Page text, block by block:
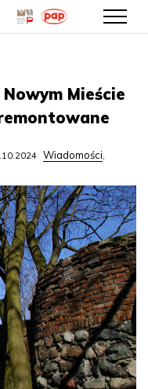
Mieście
Wiadomości,